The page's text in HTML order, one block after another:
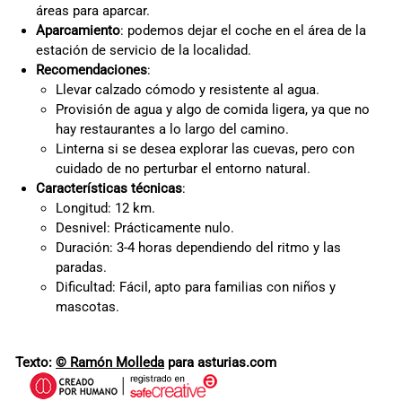
áreas para aparcar.
Aparcamiento: podemos dejar el coche en el área de la
estación de servicio de la localidad.
Recomendaciones:
Llevar calzado cómodo y resistente al agua.
Provisión de agua y algo de comida ligera, ya que no
hay restaurantes a lo largo del camino.
Linterna si se desea explorar las cuevas, pero con
cuidado de no perturbar el entorno natural.
Características técnicas:
Longitud: 12 km.
Desnivel: Prácticamente nulo.
Duración: 3-4 horas dependiendo del ritmo y las
paradas.
Dificultad: Fácil, apto para familias con niños y
mascotas.
Texto: © Ramón Molleda para asturias.com